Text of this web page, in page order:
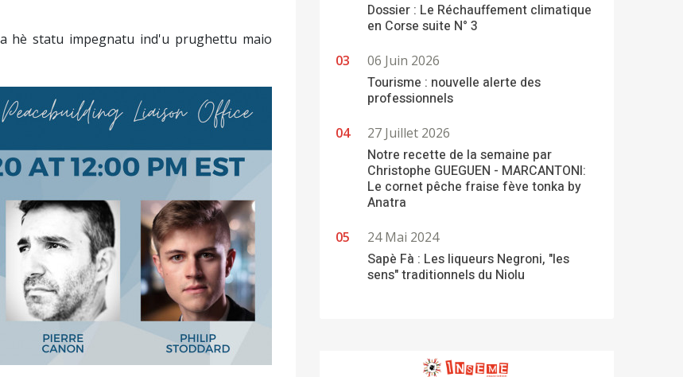
hè statu impegnatu ind'u prughettu maio
Dossier : Le Réchauffement climatique
en Corse suite N° 3
06 Juin 2026
Tourisme : nouvelle alerte des
professionnels
27 Juillet 2026
Notre recette de la semaine par
Christophe GUEGUEN - MARCANTONI:
Le cornet pêche fraise fève tonka by
Anatra
24 Mai 2024
Sapè Fà : Les liqueurs Negroni, "les
sens" traditionnels du Niolu